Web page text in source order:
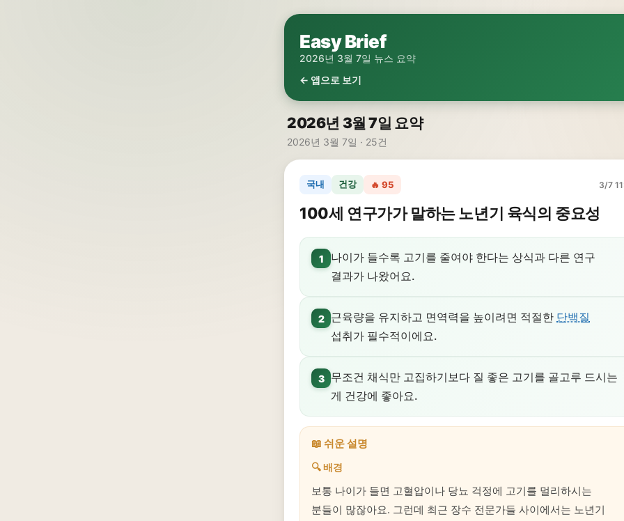
Easy Brief
2026년 3월 7일 뉴스 요약
← 앱으로 보기
2026년 3월 7일 요약
2026년 3월 7일 · 25건
국내 건강 🔥 95 3/7
100세 연구가가 말하는 노년기 육식의 중요성
1
나이가 들수록 고기를 줄여야 한다는 상식과 다른 연구
결과가 나왔어요.
2 근육량을 유지하고 면역력을 높이려면 적절한 단백질
섭취가 필수적이에요.
3
무조건 채식만 고집하기보다 질 좋은 고기를 골고루 드시는
게 건강에 좋아요.
📖 쉬운 설명
🔍 배경
보통 나이가 들면 고혈압이나 당뇨 걱정에 고기를 멀리하시는
분들이 많잖아요. 그런데 최근 장수 전문가들 사이에서는 노년기